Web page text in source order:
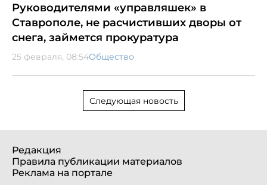
Руководителями «управляшек» в
Ставрополе, не расчистивших дворы от
снега, займется прокуратура
25 февраля, 08:54Общество
Следующая новость
Редакция
Правила публикации материалов
Реклама на портале